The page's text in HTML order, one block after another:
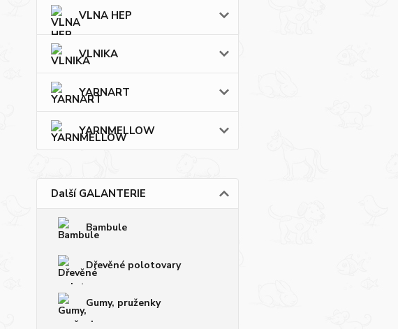
VLNA HEP
VLNIKA
YARNART
YARNMELLOW
Další GALANTERIE
Bambule
Dřevěné polotovary
Gumy, pruženky